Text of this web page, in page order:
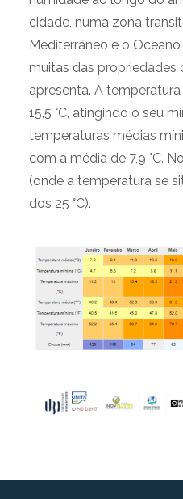
cidade, numa zona
Mediterrâneo e o
muitas das
apresenta. A
15,5 °C, atingindo o seu
temperaturas médias
com a média de 7,9 °C.
(onde a temperatura se
dos 25 °C).